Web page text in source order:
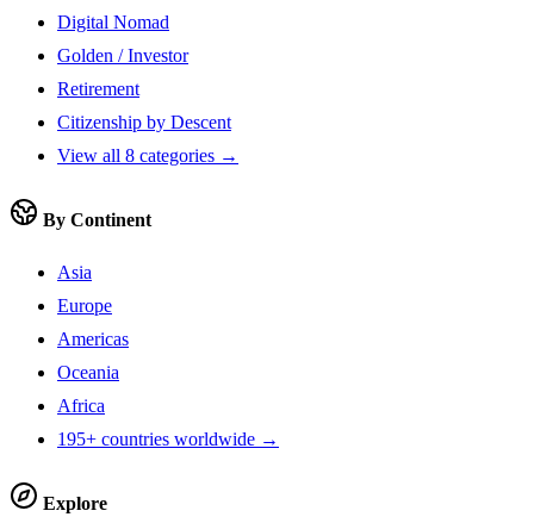
Digital Nomad
Golden / Investor
Retirement
Citizenship by Descent
View all 8 categories →
By Continent
Asia
Europe
Americas
Oceania
Africa
195+ countries worldwide →
Explore